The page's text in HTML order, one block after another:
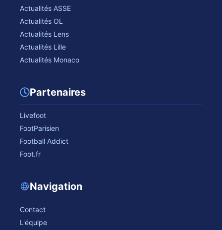
Actualités ASSE
Actualités OL
Actualités Lens
Actualités Lille
Actualités Monaco
Partenaires
Livefoot
FootParisien
Football Addict
Foot.fr
Navigation
Contact
L'équipe